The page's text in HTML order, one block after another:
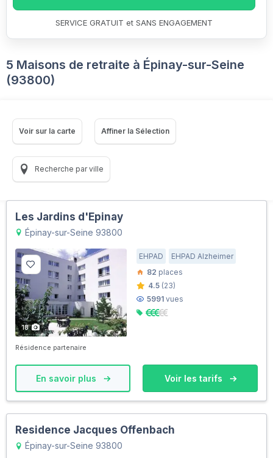
SERVICE GRATUIT et SANS ENGAGEMENT
5 Maisons de retraite à Épinay-sur-Seine
(93800)
Voir sur la carte Affiner la Sélection
Recherche par ville
Les Jardins d'Epinay
Épinay-sur-Seine 93800
18
EHPAD
EHPAD Alzheimer
82 places
4.5 (23)
5991 vues
Résidence partenaire
En savoir plus Voir les tarifs
Residence Jacques Offenbach
Épinay-sur-Seine 93800